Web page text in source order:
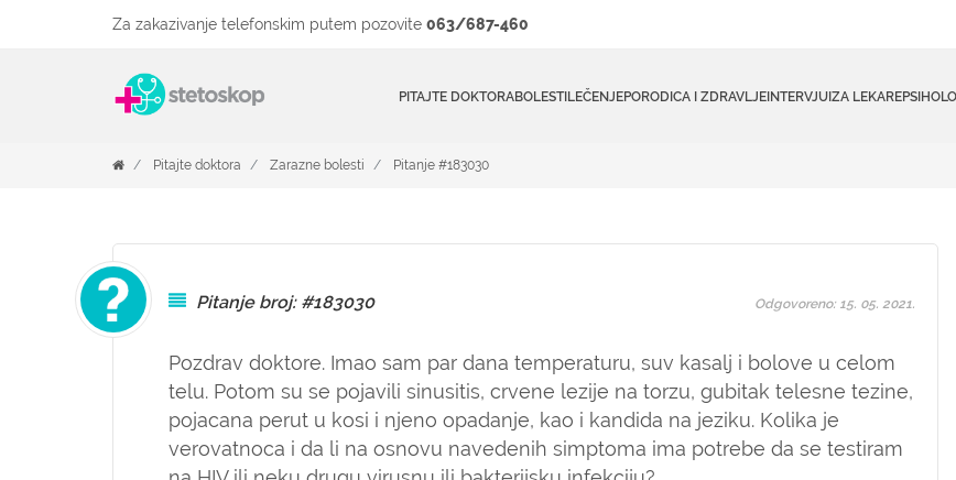
Za zakazivanje telefonskim putem pozovite 063/687-460
PITAJTE DOKTORABOLESTILEČENJEPORODICA I ZDRAVLJEINTERVJUIZA LEKARE
Pitajte doktora Zarazne bolesti Pitanje #183030
Pitanje broj: #183030
Pozdrav doktore. Imao sam par dana temperaturu, suv kasalj i bolove u celom
telu. Potom su se pojavili sinusitis, crvene lezije na torzu, gubitak telesne tezine,
pojacana perut u kosi i njeno opadanje, kao i kandida na jeziku. Kolika je
verovatnoca i da li na osnovu navedenih simptoma ima potrebe da se testiram
Odgovoreno: 15. 05. 2021.